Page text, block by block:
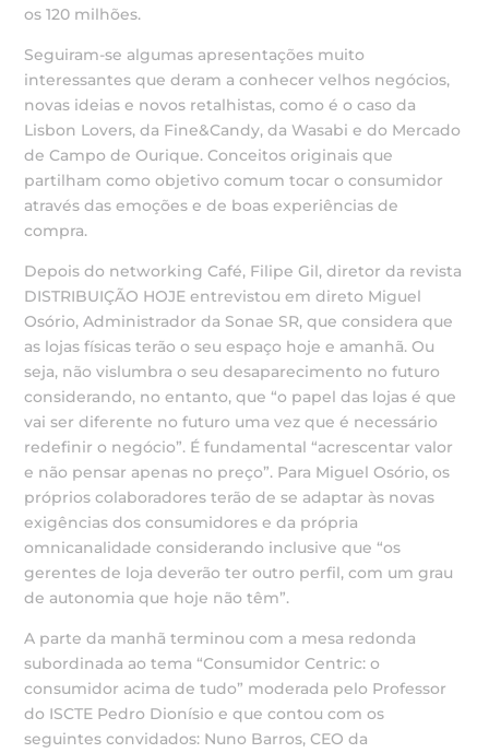
os 120 milhões.
Seguiram-se algumas apresentações muito
interessantes que deram a conhecer velhos negócios,
novas ideias e novos retalhistas, como é o caso da
Lisbon Lovers, da Fine&Candy, da Wasabi e do Mercado
de Campo de Ourique. Conceitos originais que
partilham como objetivo comum tocar o consumidor
através das emoções e de boas experiências de
compra.
Depois do networking Café, Filipe Gil, diretor da revista
DISTRIBUIÇÃO HOJE entrevistou em direto Miguel
Osório, Administrador da Sonae SR, que considera que
as lojas físicas terão o seu espaço hoje e amanhã. Ou
seja, não vislumbra o seu desaparecimento no futuro
considerando, no entanto, que “o papel das lojas é que
vai ser diferente no futuro uma vez que é necessário
redefinir o negócio”. É fundamental “acrescentar valor
e não pensar apenas no preço”. Para Miguel Osório, os
próprios colaboradores terão de se adaptar às novas
exigências dos consumidores e da própria
omnicanalidade considerando inclusive que “os
gerentes de loja deverão ter outro perfil, com um grau
de autonomia que hoje não têm”.
A parte da manhã terminou com a mesa redonda
subordinada ao tema “Consumidor Centric: o
consumidor acima de tudo” moderada pelo Professor
do ISCTE Pedro Dionísio e que contou com os
seguintes convidados: Nuno Barros, CEO da